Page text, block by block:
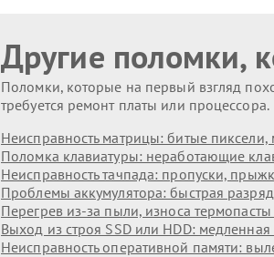
Другие поломки,
Поломки, которые на первый взгляд
требуется ремонт платы или процессора.
Неисправность матрицы: битые пиксели,
Поломка клавиатуры: неработающие
Неисправность тачпада: пропуски,
Проблемы аккумулятора: быстрая
Перегрев из‑за пыли, износа
Выход из строя SSD или HDD:
Неисправность оперативной памяти: